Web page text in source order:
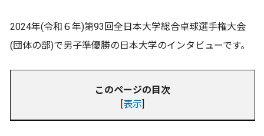
2024年(令和６年)第93回全日本大学総合卓球選手権大会
(団体の部)で男子準優勝の日本大学のインタビューです。
このページの目次
[表示]